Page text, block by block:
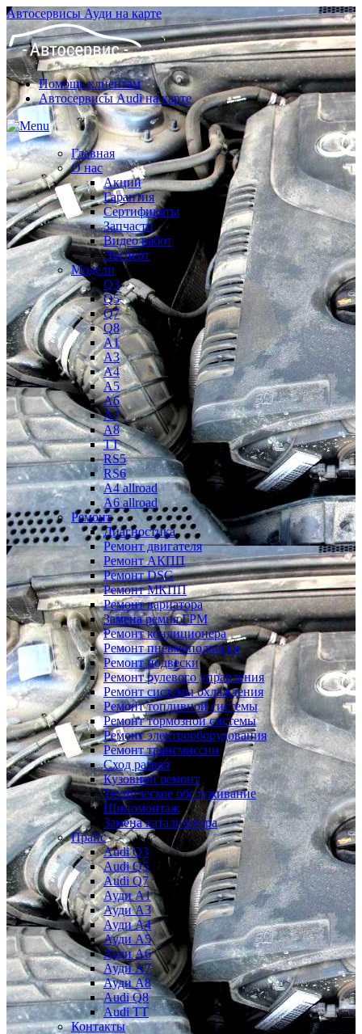
Автосервисы Ауди на карте
Помощь клиентам
Автосервисы Audi на карте
Главная
О нас
Акции
Гарантия
Сертификаты
Запчасти
Видео работ
Эксперт
Модели
Q3
Q5
Q7
Q8
A1
A3
A4
A5
A6
A7
A8
TT
RS5
RS6
A4 allroad
A6 allroad
Ремонт
Диагностика
Ремонт двигателя
Ремонт АКПП
Ремонт DSG
Ремонт МКПП
Ремонт вариатора
Замена ремня ГРМ
Ремонт кондиционера
Ремонт пневмоподвески
Ремонт подвески
Ремонт рулевого управления
Ремонт системы охлаждения
Ремонт топливной системы
Ремонт тормозной системы
Ремонт электрооборудования
Ремонт трансмиссии
Сход развал
Кузовной ремонт
Техническое обслуживание
Шиномонтаж
Замена катализатора
Прайс
Audi Q3
Audi Q5
Audi Q7
Ауди А1
Ауди А3
Ауди А4
Ауди A5
Ауди А6
Ауди А7
Ауди A8
Audi Q8
Audi TT
Контакты